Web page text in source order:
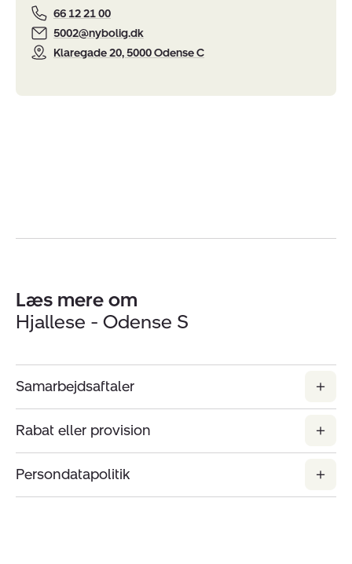
66 12 21 00
5002@nybolig.dk
Klaregade 20, 5000 Odense C
Læs mere om
Hjallese - Odense S
Samarbejdsaftaler
Rabat eller provision
Persondatapolitik